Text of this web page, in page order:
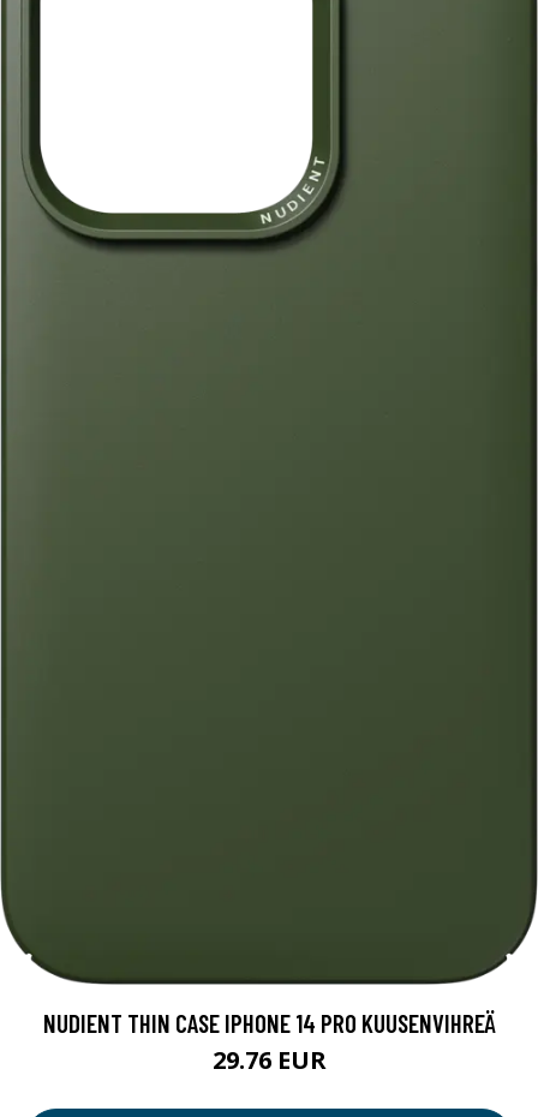
NUDIENT THIN CASE IPHONE 14 PRO KUUSENVIHREÄ
29.76 EUR